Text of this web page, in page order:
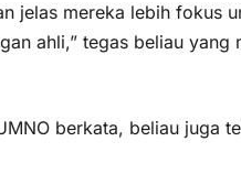
jelas mereka lebih fokus
ahli,” tegas beliau
berkata, beliau juga